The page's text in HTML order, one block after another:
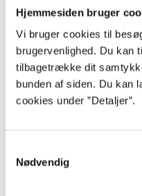
Hjemmesiden bruger
Vi bruger cookies til
brugervenlighed. Du kan
tilbagetrække dit
bunden af siden. Du kan
cookies under ”Detaljer”.
Nødvendig
lorem ipsum dolor sit
lorem ipsum dolor sit
lorem ipsum dolor sit
lorem ipsum dolor sit
lorem ipsum dolor sit
lorem ipsum dolor sit
lorem ipsum dolor sit